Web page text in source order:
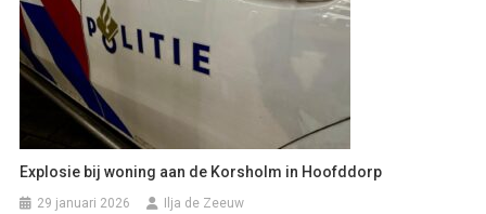
Explosie bij woning aan de Korsholm in Hoofddorp
29 januari 2026 Ilja de Zeeuw